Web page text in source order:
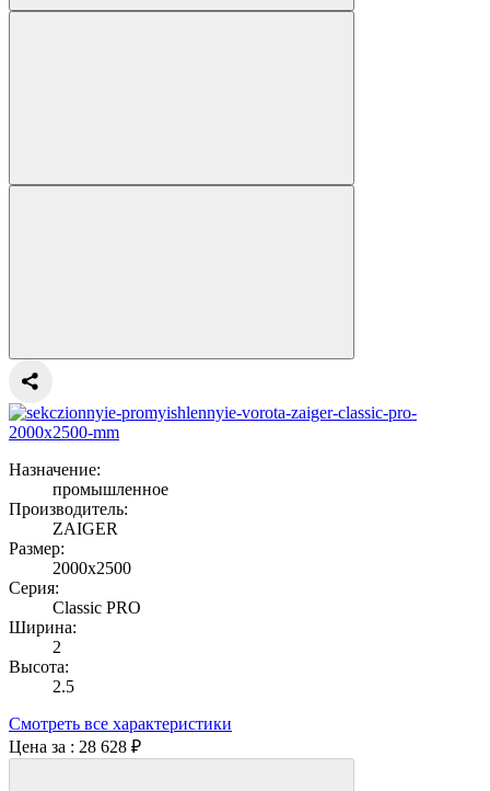
Назначение:
промышленное
Производитель:
ZAIGER
Размер:
2000х2500
Серия:
Classic PRO
Ширина:
2
Высота:
2.5
Смотреть все характеристики
Цена за : 28 628 ₽